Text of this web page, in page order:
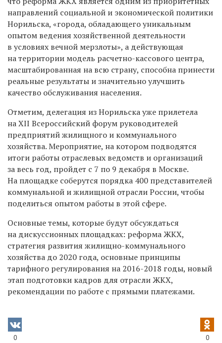
направлений социальной и экономической политики
Норильска, «города, обладающего уникальным
опытом ведения хозяйственной деятельности
в условиях вечной мерзлоты», а действующая
на территории модель расчетно-кассового центра,
масштабированная на всю страну, способна принести
реальные результаты и значительно улучшить
качество обслуживания населения.
Отметим, делегация из Норильска уже прилетела
на XII Всероссийский форум руководителей
предприятий жилищного и коммунального
хозяйства. Мероприятие, на котором подводятся
итоги работы отраслевых ведомств и организаций
за весь год, пройдет с 7 по 9 декабря в Москве.
На площадке соберутся порядка 400 представителей
коммунальной и жилищной отрасли России, чтобы
поделиться опытом работы в этой сфере.
Основные темы, которые будут обсуждаться
на дискуссионных площадках: реформа ЖКХ,
стратегия развития жилищно-коммунального
хозяйства до 2020 года, основные принципы
тарифного регулирования на 2016-2018 годы, новый
этап подготовки кадров для отрасли ЖКХ,
рекомендации по работе с прямыми платежами.
0 0